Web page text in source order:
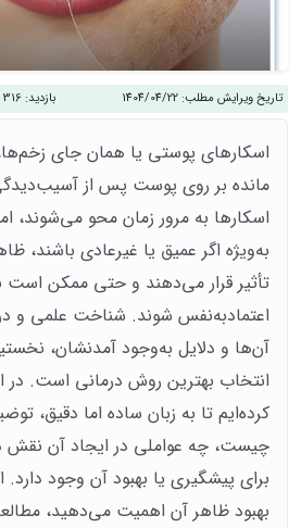
تاریخ ویرایش مطلب: 1404/04/22 بازدید: 316 نفر
اسکارهای پوستی یا همان جای زخم‌ها،
مانده بر روی پوست پس از
اسکارها به مرور زمان محو می‌شوند،
به‌ویژه اگر عمیق یا غیرعادی باشند،
تأثیر قرار می‌دهند و حتی ممکن
اعتمادبه‌نفس شوند. شناخت علمی و
آن‌ها و دلایل به‌وجود آمدنشان،
انتخاب بهترین روش درمانی است. در
کرده‌ایم تا به زبان ساده اما دقیق،
چیست، چه عواملی در ایجاد آن نقش
برای پیشگیری یا بهبود آن وجود
بهبود ظاهر آن اهمیت می‌دهید،